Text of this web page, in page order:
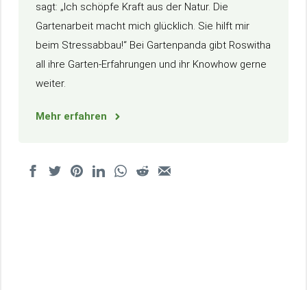
sagt: „Ich schöpfe Kraft aus der Natur. Die
Gartenarbeit macht mich glücklich. Sie hilft mir
beim Stressabbau!“ Bei Gartenpanda gibt Roswitha
all ihre Garten-Erfahrungen und ihr Knowhow gerne
weiter.
Mehr erfahren